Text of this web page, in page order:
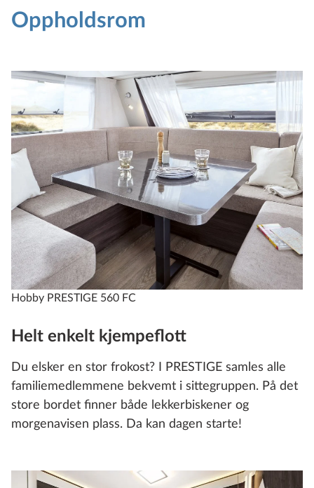
620 CL
Konfigurer
Sammenlign
Tekniske spesifikasjoner
PRESTIGE
650 KFU
4 2
Konfigurer
Oppholdsrom
Hobby PRESTIGE 560 FC
Helt enkelt kjempeflott
Du elsker en stor frokost? I PRESTIGE samles alle
familiemedlemmene bekvemt i sittegruppen. På det
store bordet finner både lekkerbiskener og
morgenavisen plass. Da kan dagen starte!